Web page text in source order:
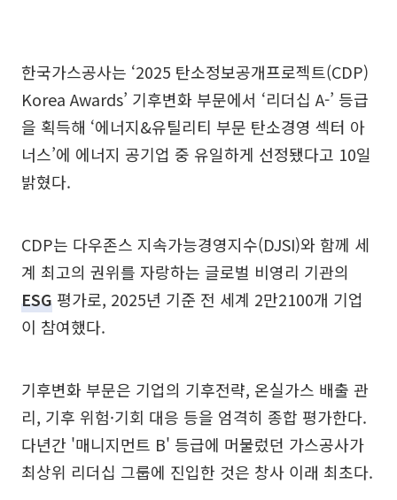
한국가스공사는 ‘2025 탄소정보공개프로젝트(CDP)
Korea Awards’ 기후변화 부문에서 ‘리더십 A-’ 등급
을 획득해 ‘에너지&유틸리티 부문 탄소경영 섹터 아
너스’에 에너지 공기업 중 유일하게 선정됐다고 10일
밝혔다.
CDP는 다우존스 지속가능경영지수(DJSI)와 함께 세
계 최고의 권위를 자랑하는 글로벌 비영리 기관의
ESG 평가로, 2025년 기준 전 세계 2만2100개 기업
이 참여했다.
기후변화 부문은 기업의 기후전략, 온실가스 배출 관
리, 기후 위험·기회 대응 등을 엄격히 종합 평가한다.
다년간 '매니지먼트 B' 등급에 머물렀던 가스공사가
최상위 리더십 그룹에 진입한 것은 창사 이래 최초다.